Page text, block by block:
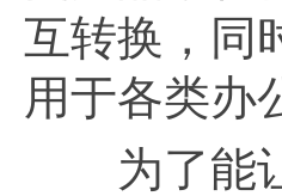
互转换，同
用于各类办
为了能让